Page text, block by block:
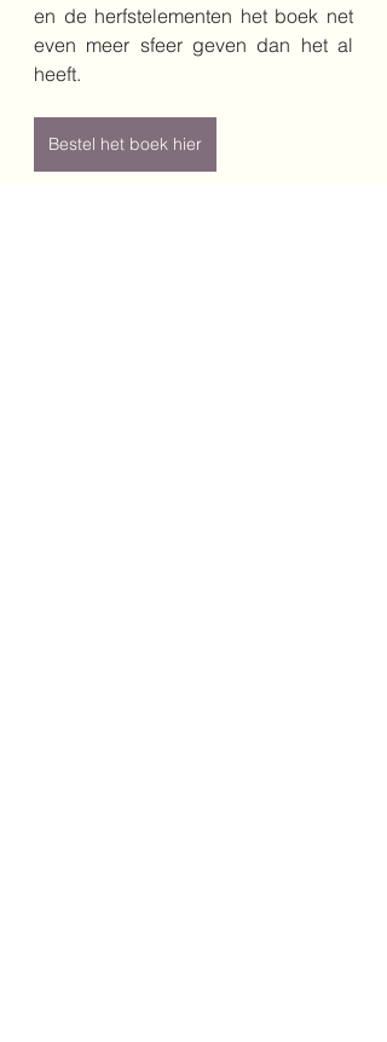
en de herfstelementen het boek net
even meer sfeer geven dan het al
heeft.
Bestel het boek hier